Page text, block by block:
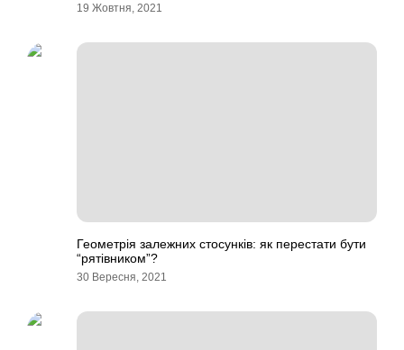
19 Жовтня, 2021
Геометрія залежних стосунків: як перестати бути
“рятівником”?
30 Вересня, 2021